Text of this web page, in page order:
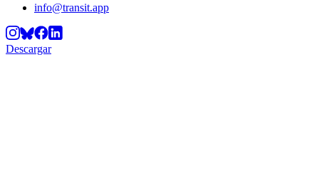
info@transit.app
Descargar